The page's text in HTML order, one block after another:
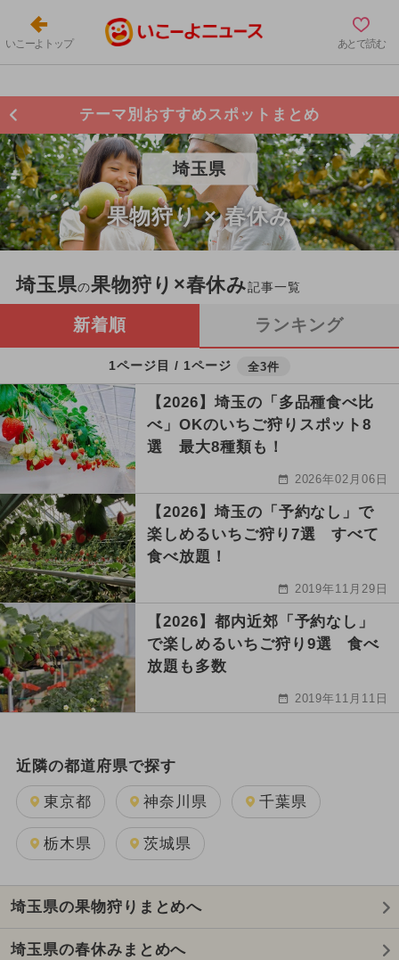
いこーよトップ あとで読む
テーマ別おすすめスポットまとめ
埼玉県
果物狩り × 春休み
埼玉県の果物狩り×春休み記事一覧
新着順 ランキング
1ページ目 / 1ページ 全3件
【2026】埼玉の「多品種食べ比
べ」OKのいちご狩りスポット8
選 最大8種類も！
2026年02月06日
【2026】埼玉の「予約なし」で
楽しめるいちご狩り7選 すべて
食べ放題！
2019年11月29日
【2026】都内近郊「予約なし」
で楽しめるいちご狩り9選 食べ
放題も多数
2019年11月11日
近隣の都道府県で探す
東京都 神奈川県 千葉県
栃木県 茨城県
埼玉県の果物狩りまとめへ
埼玉県の春休みまとめへ